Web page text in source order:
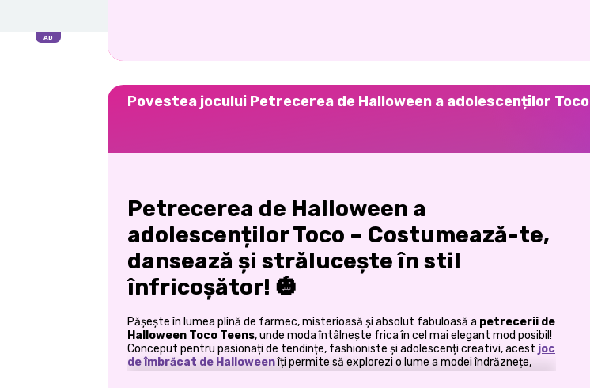
Povestea jocului Petrecerea de Halloween a adolescenților Toco
Petrecerea de Halloween a
adolescenților Toco – Costumează-te,
dansează și strălucește în stil
înfricoșător! 🎃
Pășește în lumea plină de farmec, misterioasă și absolut fabuloasă a petrecerii de
Halloween Toco Teens, unde moda întâlnește frica în cel mai elegant mod posibil!
Conceput pentru pasionați de tendințe, fashioniste și adolescenți creativi, acest joc
de îmbrăcat de Halloweenîți permite să explorezi o lume a modei îndrăznețe,